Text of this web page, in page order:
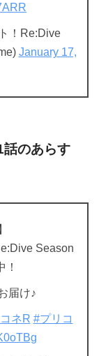
！Re:Dive
January 17,
話のあらす
Season
届け♪
ネR #プリコ